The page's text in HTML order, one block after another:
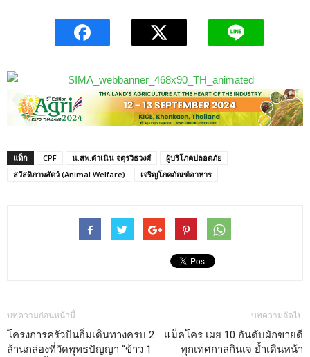
แท็ก CPF น.สพ.ดำเนิน จตุรวิธวงศ์
ผู้บริโภคปลอดภัย
สวัสดิภาพสัตว์ (Animal Welfare)
เจริญโภคภัณฑ์อาหาร
บทความก่อนหน้านี้
โครงการครัวปันอิ่มเดินทางครบ 2
ล้านกล่องที่วัดพุทธปัญญา “ข้าว 1
บทความถัดไป
แม็คโคร เผย 10 อันดับผักขายดี
ทุกเทศกาลกินเจ ย้ำเดินหน้า